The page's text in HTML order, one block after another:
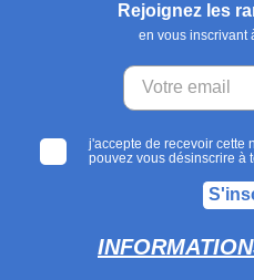
Rejoignez les
en vous inscrivant
j'accepte de recevoir cette
pouvez vous désinscrire à